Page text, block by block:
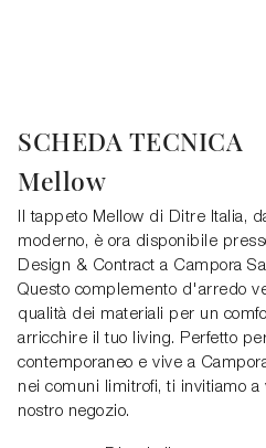
SCHEDA TECNICA
Mellow
Il tappeto Mellow di Ditre Italia,
moderno, è ora disponibile
Design & Contract a Campora
Questo complemento d'arredo
qualità dei materiali per un
arricchire il tuo living. Perfetto
contemporaneo e vive a
nei comuni limitrofi, ti invitiamo a
nostro negozio.